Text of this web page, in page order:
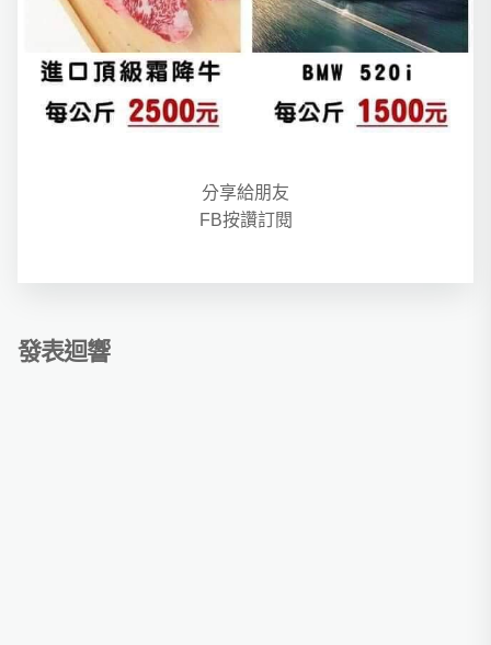
分享給朋友
FB按讚訂閱
發表迴響